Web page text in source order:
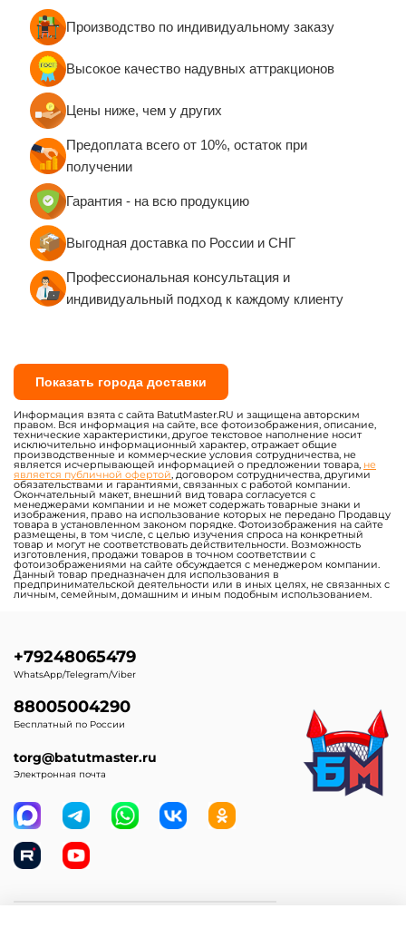
Производство по индивидуальному заказу
Высокое качество надувных аттракционов
Цены ниже, чем у других
Предоплата всего от 10%, остаток при
получении
Гарантия - на всю продукцию
Выгодная доставка по России и СНГ
Профессиональная консультация и
индивидуальный подход к каждому клиенту
Показать города доставки
Информация взята с сайта BatutMaster.RU и защищена авторским
правом. Вся информация на сайте, все фотоизображения, описание,
технические характеристики, другое текстовое наполнение носит
исключительно информационный характер, отражает общие
производственные и коммерческие условия сотрудничества, не
является исчерпывающей информацией о предложении товара, не
является публичной офертой, договором сотрудничества, другими
обязательствами и гарантиями, связанных с работой компании.
Окончательный макет, внешний вид товара согласуется с
менеджерами компании и не может содержать товарные знаки и
изображения, право на использование которых не передано Продавцу
товара в установленном законом порядке. Фотоизображения на сайте
размещены, в том числе, с целью изучения спроса на конкретный
товар и могут не соответствовать действительности. Возможность
изготовления, продажи товаров в точном соответствии с
фотоизображениями на сайте обсуждается с менеджером компании.
Данный товар предназначен для использования в
предпринимательской деятельности или в иных целях, не связанных с
личным, семейным, домашним и иным подобным использованием.
+79248065479
WhatsApp/Telegram/Viber
88005004290
Бесплатный по России
torg@batutmaster.ru
Электронная почта